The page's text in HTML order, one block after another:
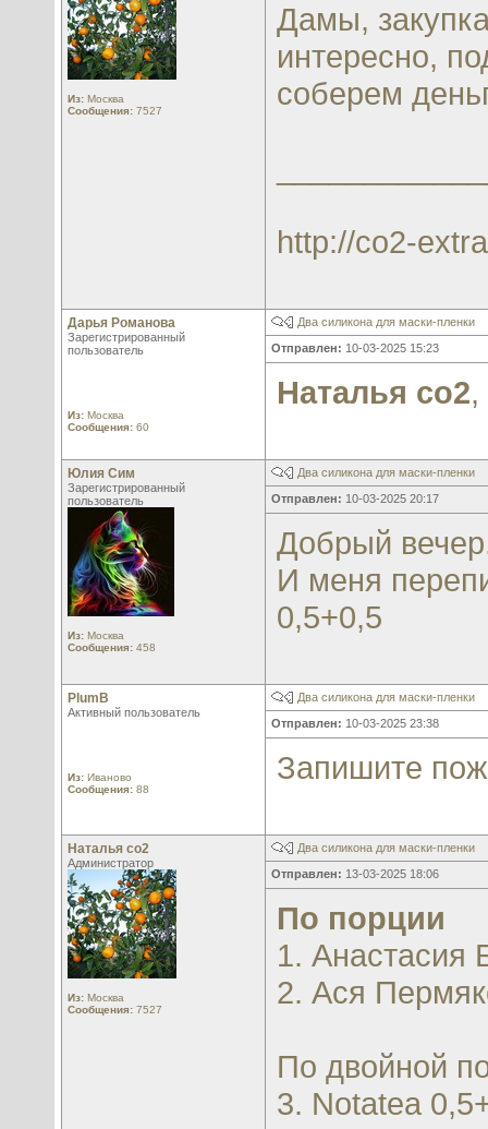
Из: Москва
Сообщения: 7527
Дамы,
интересно,
соберем
http://co2-
Дарья Романова
Зарегистрированный
пользователь
Из: Москва
Сообщения: 60
Два силикона для маски-пленки
Отправлен: 10-03-2025 15:23
Наталья со2,
Юлия Сим
Зарегистрированный
пользователь
Из: Москва
Сообщения: 458
Два силикона для маски-пленки
Отправлен: 10-03-2025 20:17
Добрый
И меня
0,5+0,5
PlumB
Активный пользователь
Из: Иваново
Сообщения: 88
Два силикона для маски-пленки
Отправлен: 10-03-2025 23:38
Запишите
Наталья со2
Администратор
Из: Москва
Сообщения: 7527
Два силикона для маски-пленки
Отправлен: 13-03-2025 18:06
По порции
1. Анастасия
2. Ася
По двойной
3. Notatea